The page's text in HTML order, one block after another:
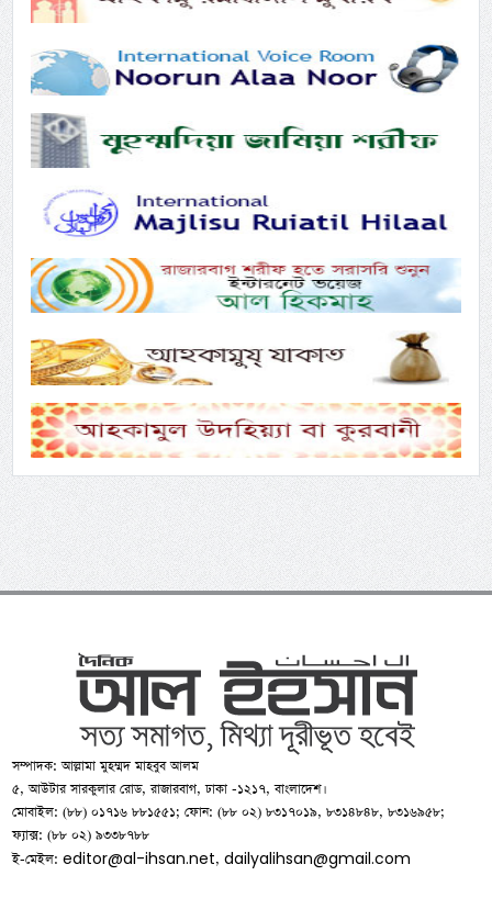
সম্পাদক: আল্লামা মুহম্মদ মাহবুব আলম
৫, আউটার সারকুলার রোড, রাজারবাগ, ঢাকা -১২১৭, বাংলাদেশ।
মোবাইল: (৮৮) ০১৭১৬ ৮৮১৫৫১; ফোন: (৮৮ ০২) ৮৩১৭০১৯, ৮৩১৪৮৪৮, ৮৩১৬৯৫৮;
ফ্যাক্স: (৮৮ ০২) ৯৩৩৮৭৮৮
ই-মেইল:editor@al-ihsan.net,dailyalihsan@gmail.com